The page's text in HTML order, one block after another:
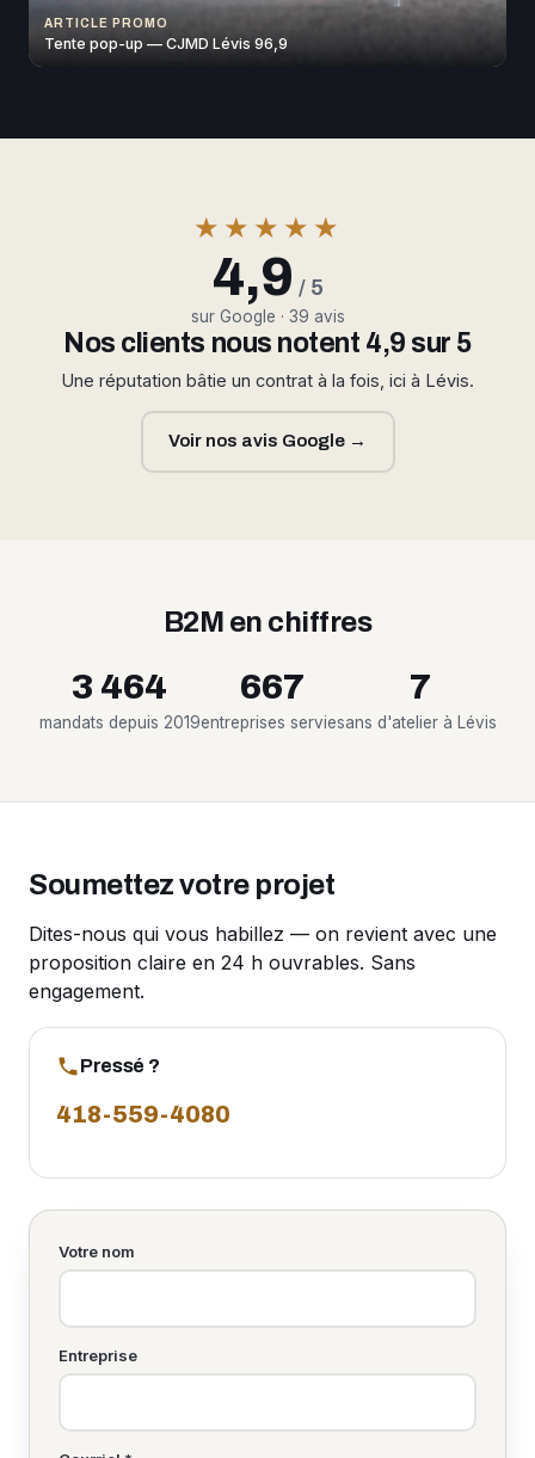
ARTICLE PROMO
Tente pop-up — CJMD Lévis 96,9
★★★★★
4,9 / 5
sur Google · 39 avis
Nos clients nous notent 4,9 sur 5
Une réputation bâtie un contrat à la fois, ici à Lévis.
Voir nos avis Google →
B2M en chiffres
3 464
mandats depuis 2019
667
entreprises servies
7
ans d'atelier à Lévis
Soumettez votre projet
Dites-nous qui vous habillez — on revient avec une
proposition claire en 24 h ouvrables. Sans
engagement.
Pressé ?
418-559-4080
Votre nom
Entreprise